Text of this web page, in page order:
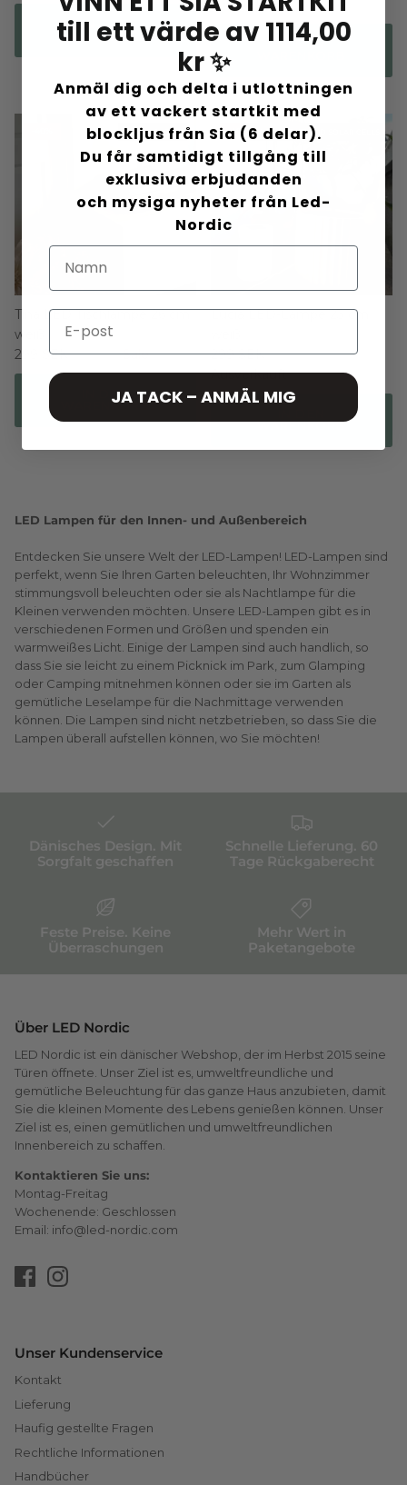
IN DEN
WARENKORB
299 SEK 499 kr Sale
IN DEN
POWER OUTLET
Tina LED Tischlampe 26 cm
weiß
299 SEK 499 kr Sale
IN DEN
WARENKORB
POWER OUTLET AND SOLAR CELLS
-40%
Lucia LED-Lampe 23 cm
299 SEK 499 kr
Ausverkauft
WARENKORB
LED Lampen für den Innen- und Außenbereich
Entdecken Sie unsere Welt der LED-Lampen! LED-Lampen sind
perfekt, wenn Sie Ihren Garten beleuchten, Ihr Wohnzimmer
stimmungsvoll beleuchten oder sie als Nachtlampe für die
Kleinen verwenden möchten. Unsere LED-Lampen gibt es in
verschiedenen Formen und Größen und spenden ein
warmweißes Licht. Einige der Lampen sind auch handlich, so
dass Sie sie leicht zu einem Picknick im Park, zum Glamping
oder Camping mitnehmen können oder sie im Garten als
gemütliche Leselampe für die Nachmittage verwenden
können. Die Lampen sind nicht netzbetrieben, so dass Sie die
Lampen überall aufstellen können, wo Sie möchten!
Dänisches Design. Mit
Sorgfalt geschaffen
Schnelle Lieferung. 60
Tage Rückgaberecht
Feste Preise. Keine
Überraschungen
Mehr Wert in
Paketangebote
Über LED Nordic
LED Nordic ist ein dänischer Webshop, der im Herbst 2015 seine
Türen öffnete. Unser Ziel ist es, umweltfreundliche und
gemütliche Beleuchtung für das ganze Haus anzubieten, damit
Sie die kleinen Momente des Lebens genießen können. Unser
Ziel ist es, einen gemütlichen und umweltfreundlichen
Innenbereich zu schaffen.
Kontaktieren Sie uns:
Montag-Freitag
Wochenende: Geschlossen
Email: info@led-nordic.com
Unser Kundenservice
Kontakt
Lieferung
Haufig gestellte Fragen
Rechtliche Informationen
Handbücher
till ett värde av 1114,00
kr ✨
Anmäl dig och delta i utlottningen
av ett vackert startkit med
blockljus från Sia (6 delar).
Du får samtidigt tillgång till
exklusiva erbjudanden
och mysiga nyheter från Led-
Nordic
Email
JA TACK – ANMÄL MIG